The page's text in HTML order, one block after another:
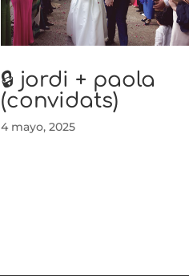
🔒 jordi + paola
(convidats)
4 mayo, 2025